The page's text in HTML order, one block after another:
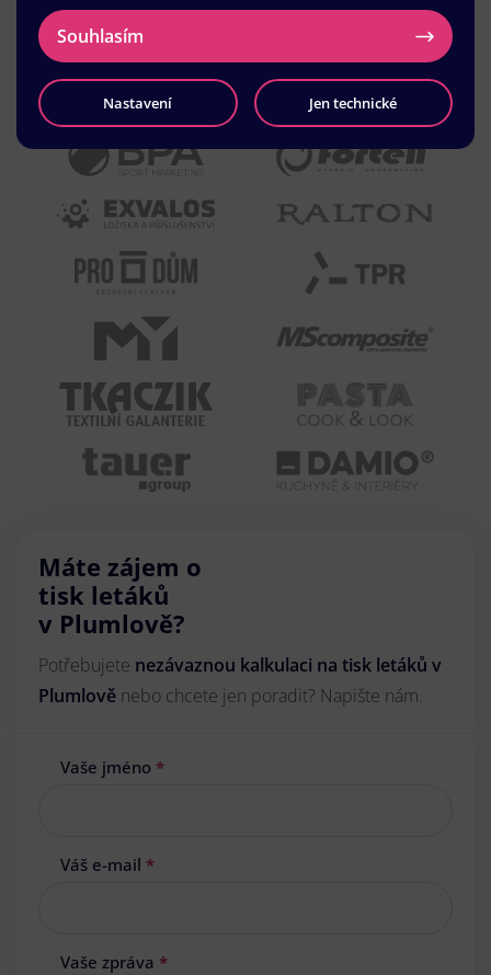
Máte zájem o
tisk letáků
v Plumlově?
Potřebujete nezávaznou kalkulaci na tisk letáků v
Plumlově nebo chcete jen poradit? Napište nám.
Vaše jméno *
Váš e-mail *
Vaše zpráva *
Souhlasím
Nastavení Jen technické